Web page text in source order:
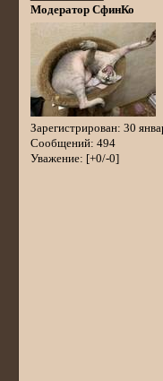
Модератор СфинКо
Зарегистрирован: 30
Сообщений: 494
Уважение: [+0/-0]